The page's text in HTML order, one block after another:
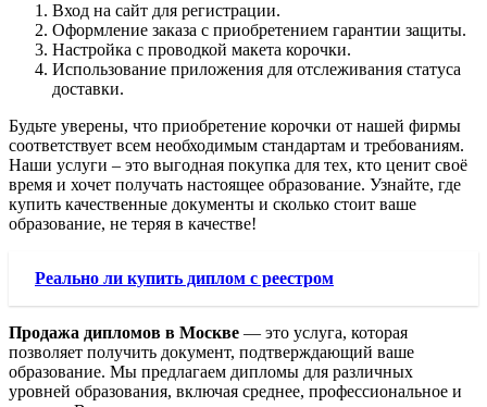
Вход на сайт для регистрации.
Оформление заказа с приобретением гарантии защиты.
Настройка с проводкой макета корочки.
Использование приложения для отслеживания статуса
доставки.
Будьте уверены, что приобретение корочки от нашей фирмы
соответствует всем необходимым стандартам и требованиям.
Наши услуги – это выгодная покупка для тех, кто ценит своё
время и хочет получать настоящее образование. Узнайте, где
купить качественные документы и сколько стоит ваше
образование, не теряя в качестве!
Реально ли купить диплом с реестром
Продажа дипломов в Москве — это услуга, которая
позволяет получить документ, подтверждающий ваше
образование. Мы предлагаем дипломы для различных
уровней образования, включая среднее, профессиональное и